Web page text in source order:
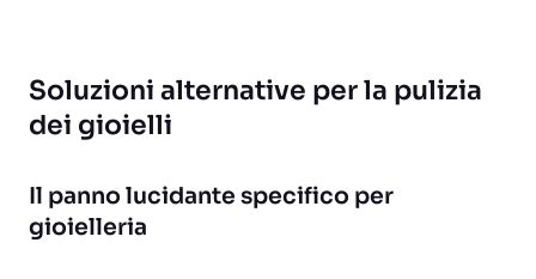
Soluzioni alternative per la pulizia
dei gioielli
Il panno lucidante specifico per
gioielleria